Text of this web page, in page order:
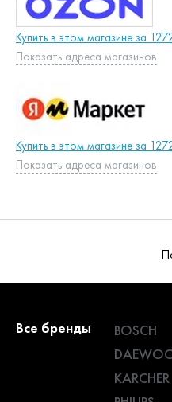
Купить в этом магазине за
Показать адреса магазинов
Купить в этом магазине за
Показать адреса магазинов
Все бренды BOSCH
KARCHER